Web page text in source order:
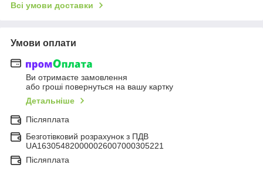
Всі умови доставки
Умови оплати
Ви отримаєте замовлення
або гроші повернуться на вашу картку
Детальніше
Післяплата
Безготівковий розрахунок з ПДВ
UA163054820000026007000305221
Післяплата